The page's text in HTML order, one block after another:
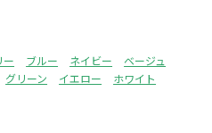
られません。
内容をご確認の上ご注文いた
ー ブルー ネイビー
ベージュ
グリーン イエロー ホワイト